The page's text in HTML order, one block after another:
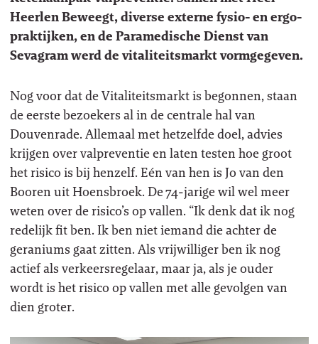
Heerlen Beweegt, diverse externe fysio- en ergo-
praktijken, en de Paramedische Dienst van
Sevagram werd de vitaliteitsmarkt vormgegeven.
Nog voor dat de Vitaliteitsmarkt is begonnen, staan
de eerste bezoekers al in de centrale hal van
Douvenrade. Allemaal met hetzelfde doel, advies
krijgen over valpreventie en laten testen hoe groot
het risico is bij henzelf. Eén van hen is Jo van den
Booren uit Hoensbroek. De 74-jarige wil wel meer
weten over de risico’s op vallen. “Ik denk dat ik nog
redelijk fit ben. Ik ben niet iemand die achter de
geraniums gaat zitten. Als vrijwilliger ben ik nog
actief als verkeersregelaar, maar ja, als je ouder
wordt is het risico op vallen met alle gevolgen van
dien groter.